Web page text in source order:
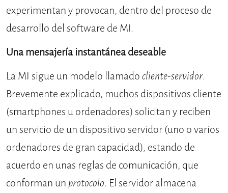
experimentan y provocan, dentro del proceso de
desarrollo del software de MI.
Una mensajería instantánea deseable
La MI sigue un modelo llamado cliente-servidor.
Brevemente explicado, muchos dispositivos cliente
(smartphones u ordenadores) solicitan y reciben
un servicio de un dispositivo servidor (uno o varios
ordenadores de gran capacidad), estando de
acuerdo en unas reglas de comunicación, que
conforman un protocolo. El servidor almacena